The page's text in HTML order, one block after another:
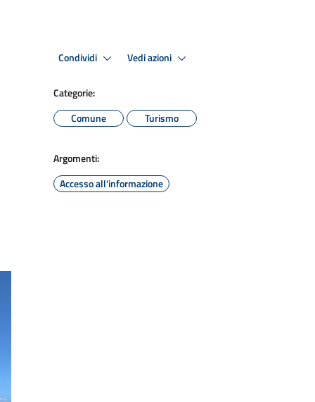
Condividi Vedi azioni
Categorie:
Comune
Turismo
Argomenti:
Accesso all'informazione